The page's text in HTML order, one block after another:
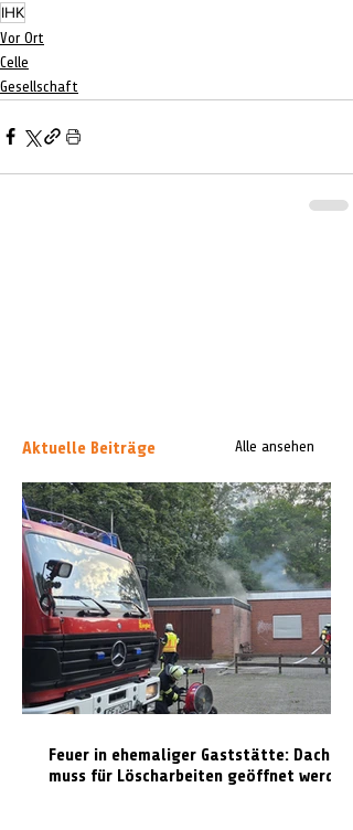
IHK
Vor Ort
Celle
Gesellschaft
Aktuelle Beiträge Alle ansehen
Feuer in ehemaliger Gaststätte: Dach
muss für Löscharbeiten geöffnet werden